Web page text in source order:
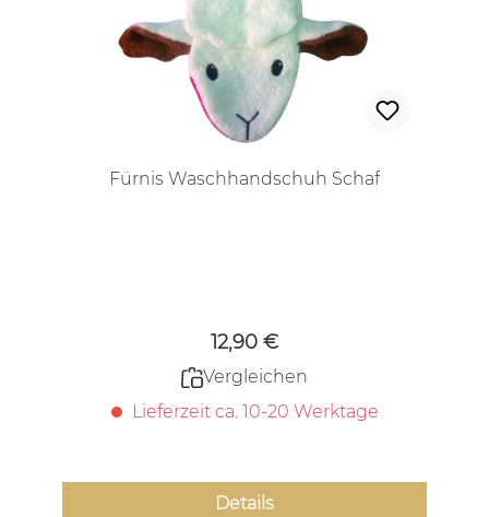
Fürnis Waschhandschuh Schaf
12,90 €
Vergleichen
Lieferzeit ca. 10-20 Werktage
Details